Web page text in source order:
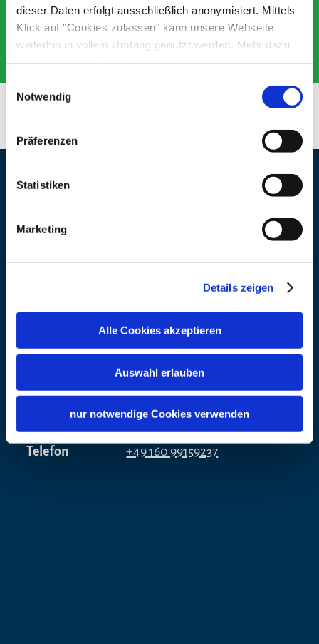
dieser Daten erfolgt ausschließlich anonymisiert. Mittels
Klick auf "Cookies zulassen" kann unsere Webseite
weiterhin in vollem Umfang genutzt werden. Mehr dazu
steht in unserer Datenschutzerklärung.
gelistet.
Einwilligungsauswahl
Notwendig
Präferenzen
Statistiken
Marketing
Details zeigen
Alle Cookies akzeptieren
Auswahl erlauben
nur notwendige Cookies verwenden
Veranstaltungsort
Adresse
Katholische Pfarrgemeinde
Chieming
Frau Simone Mayer
Hochgernstraße 12
83339 Chieming
Telefon +49 160 99159237